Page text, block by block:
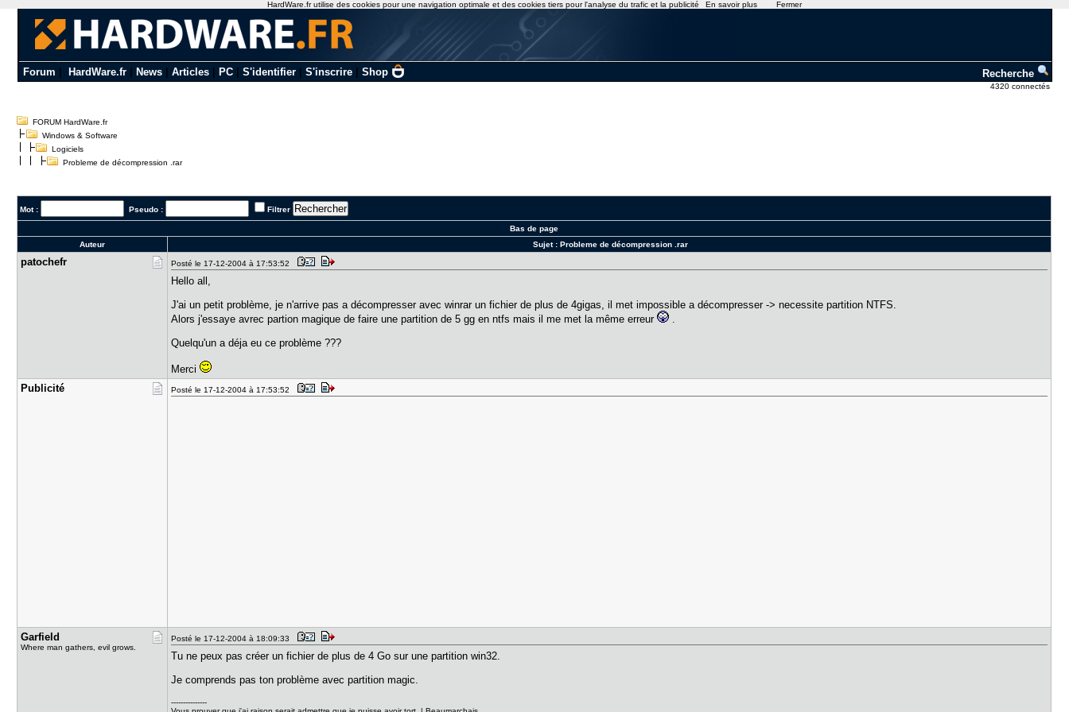
Forum HardWare.fr| News| Articles| PC| S'identifier| S'inscrire| Shop Recherche
4320 connectés
FORUM HardWare.fr
Windows & Software
Logiciels
Probleme de décompression .rar
Mot : Pseudo : Filtrer
Bas de page
Auteur
Sujet :Probleme de décompression .rar
patochefr Posté le 17-12-2004 à 17:53:52
Hello all,
J'ai un petit problème, je n'arrive pas a décompresser avec winrar un fichier de plus de 4gigas, il met impossible a décompresser -> necessite partition NTFS.
Alors j'essaye avrec partion magique de faire une partition de 5 gg en ntfs mais il me met la même erreur
.
Quelqu'un a déja eu ce problème ???
Merci
Publicité
Posté le 17-12-2004 à 17:53:52
Garfield
Where man gathers, evil grows.
Posté le 17-12-2004 à 18:09:33
Tu ne peux pas créer un fichier de plus de 4 Go sur une partition win32.
Je comprends pas ton problème avec partition magic.
---------------
HardWare.fr utilise des cookies pour une navigation optimale et des cookies tiers pour l'analyse du trafic et la publicité En savoir plus Fermer